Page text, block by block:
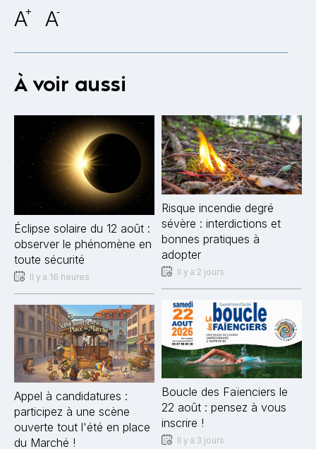
A+ A-
À voir aussi
Éclipse solaire du 12 août :
observer le phénomène en
toute sécurité
Il y a 16 heures
Appel à candidatures :
participez à une scène
ouverte tout l'été en place
du Marché !
Risque incendie degré
sévère : interdictions et
bonnes pratiques à
adopter
Il y a 2 jours
Boucle des Faïenciers le
22 août : pensez à vous
inscrire !
Il y a 3 jours